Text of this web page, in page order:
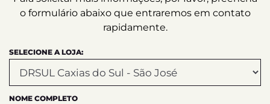
o formulário abaixo que entraremos em contato
rapidamente.
SELECIONE A LOJA:
NOME COMPLETO